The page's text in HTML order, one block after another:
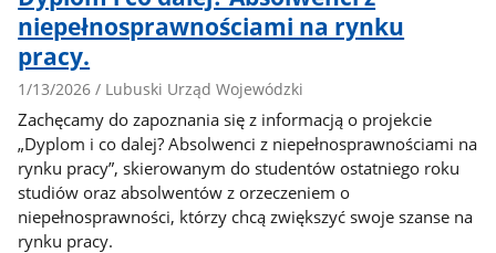
niepełnosprawnościami na rynku
pracy.
1/13/2026 / Lubuski Urząd Wojewódzki
Zachęcamy do zapoznania się z informacją o projekcie
„Dyplom i co dalej? Absolwenci z niepełnosprawnościami na
rynku pracy”, skierowanym do studentów ostatniego roku
studiów oraz absolwentów z orzeczeniem o
niepełnosprawności, którzy chcą zwiększyć swoje szanse na
rynku pracy.